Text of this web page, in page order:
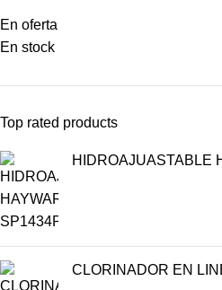
En oferta
En stock
Top rated products
HIDROAJUASTABLE
CLORINADOR EN